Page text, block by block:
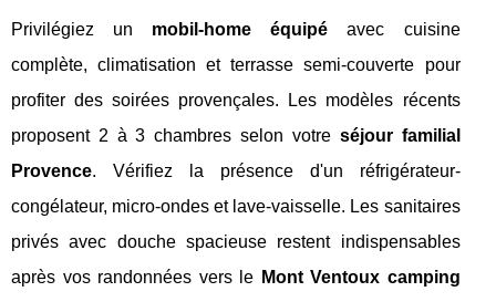
Privilégiez un mobil-home équipé avec cuisine
complète, climatisation et terrasse semi-couverte pour
profiter des soirées provençales. Les modèles récents
proposent 2 à 3 chambres selon votre séjour familial
Provence. Vérifiez la présence d'un réfrigérateur-
congélateur, micro-ondes et lave-vaisselle. Les sanitaires
privés avec douche spacieuse restent indispensables
après vos randonnées vers le Mont Ventoux camping